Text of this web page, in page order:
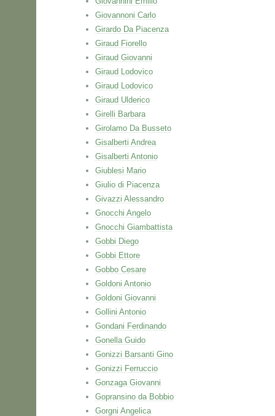
Giovannoni Carlo
Girardo Da Piacenza
Giraud Fiorello
Giraud Giovanni
Giraud Lodovico
Giraud Lodovico
Giraud Ulderico
Girelli Barbara
Girolamo Da Busseto
Gisalberti Andrea
Gisalberti Antonio
Giublesi Mario
Giulio di Piacenza
Givazzi Alessandro
Gnocchi Angelo
Gnocchi Giambattista
Gobbi Diego
Gobbi Ettore
Gobbo Cesare
Goldoni Antonio
Goldoni Giovanni
Gollini Antonio
Gondani Ferdinando
Gonella Guido
Gonizzi Barsanti Gino
Gonizzi Ferruccio
Gonzaga Giovanni
Gopransino da Bobbio
Gorgni Angelica